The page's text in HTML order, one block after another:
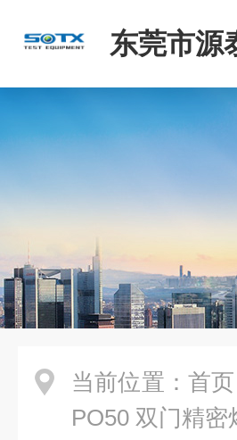
东莞市源
司
当前位置： 首页
PO50 双门精密